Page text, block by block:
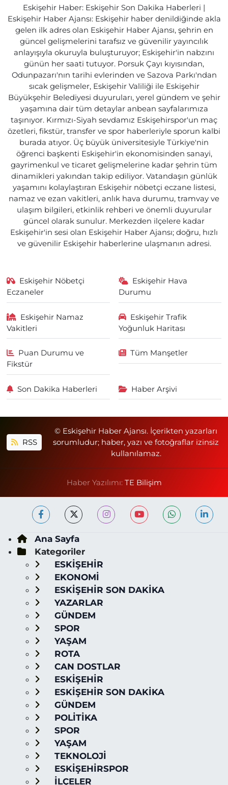
Eskişehir Haber: Eskişehir Son Dakika Haberleri |
Eskişehir Haber Ajansı: Eskişehir haber denildiğinde akla
gelen ilk adres olan Eskişehir Haber Ajansı, şehrin en
güncel gelişmelerini tarafsız ve güvenilir yayıncılık
anlayışıyla okuruyla buluşturuyor; Eskişehir'in nabzını
günün her saati tutuyor. Porsuk Çayı kıyısından,
Odunpazarı'nın tarihi evlerinden ve Sazova Parkı'ndan
sıcak gelişmeler, Eskişehir Valiliği ile Eskişehir
Büyükşehir Belediyesi duyuruları, yerel gündem ve şehir
yaşamına dair tüm detaylar anbean sayfalarımıza
taşınıyor. Kırmızı-Siyah sevdamız Eskişehirspor'un maç
özetleri, fikstür, transfer ve spor haberleriyle sporun kalbi
burada atıyor. Üç büyük üniversitesiyle Türkiye'nin
öğrenci başkenti Eskişehir'in ekonomisinden sanayi,
gayrimenkul ve ticaret gelişmelerine kadar şehrin tüm
dinamikleri yakından takip ediliyor. Vatandaşın günlük
yaşamını kolaylaştıran Eskişehir nöbetçi eczane listesi,
namaz ve ezan vakitleri, anlık hava durumu, tramvay ve
ulaşım bilgileri, etkinlik rehberi ve önemli duyurular
güncel olarak sunulur. Merkezden ilçelere kadar
Eskişehir'in sesi olan Eskişehir Haber Ajansı; doğru, hızlı
ve güvenilir Eskişehir haberlerine ulaşmanın adresi.
Eskişehir Nöbetçi
Eczaneler
Eskişehir Hava
Durumu
Eskişehir Namaz
Vakitleri
Eskişehir Trafik
Yoğunluk Haritası
Puan Durumu ve
Fikstür
Tüm Manşetler
Son Dakika Haberleri Haber Arşivi
RSS
© Eskişehir Haber Ajansı. İçerikten yazarları
sorumludur; haber, yazı ve fotoğraflar izinsiz
kullanılamaz.
Haber Yazılımı: TE Bilişim
Ana Sayfa
Kategoriler
ESKİŞEHİR
EKONOMİ
ESKİŞEHİR SON DAKİKA
YAZARLAR
GÜNDEM
SPOR
YAŞAM
ROTA
CAN DOSTLAR
ESKİŞEHİR
ESKİŞEHİR SON DAKİKA
GÜNDEM
POLİTİKA
SPOR
YAŞAM
TEKNOLOJİ
ESKİŞEHİRSPOR
İLÇELER